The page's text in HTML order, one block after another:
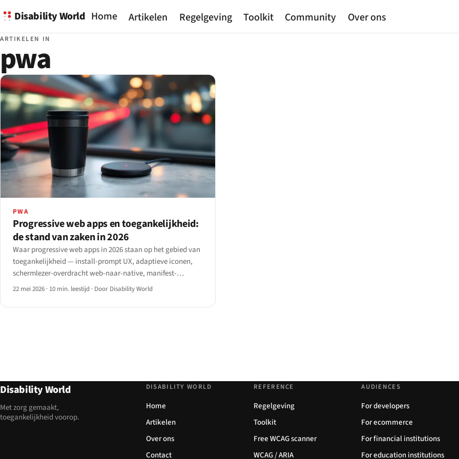
Disability World Home Artikelen Regelgeving Toolkit Community Over ons
ARTIKELEN IN
pwa
PWA
Progressive web apps en toegankelijkheid:
de stand van zaken in 2026
Waar progressive web apps in 2026 staan op het gebied van
toegankelijkheid — install-prompt UX, adaptieve iconen,
schermlezer-overdracht web-naar-native, manifest-
eigenschappen file_handlers / share_target /
Safari-installatiepad na iOS 16.4.
22 mei 2026 · 10 min. leestijd · Door Disability World
Disability World
Met zorg gemaakt,
toegankelijkheid voorop.
DISABILITY WORLD
Home
Artikelen
Over ons
Contact
REFERENCE
Regelgeving
Toolkit
Free WCAG scanner
WCAG / ARIA
AUDIENCES
For developers
For ecommerce
For financial institutions
For education institutions